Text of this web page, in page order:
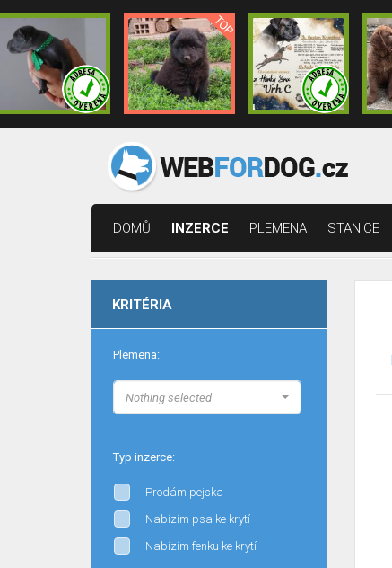
DOMŮ INZERCE PLEMENA STANICE
KRITÉRIA
Plemena:
Nothing selected
Typ inzerce:
Prodám pejska
Nabízím psa ke krytí
Nabízím fenku ke krytí